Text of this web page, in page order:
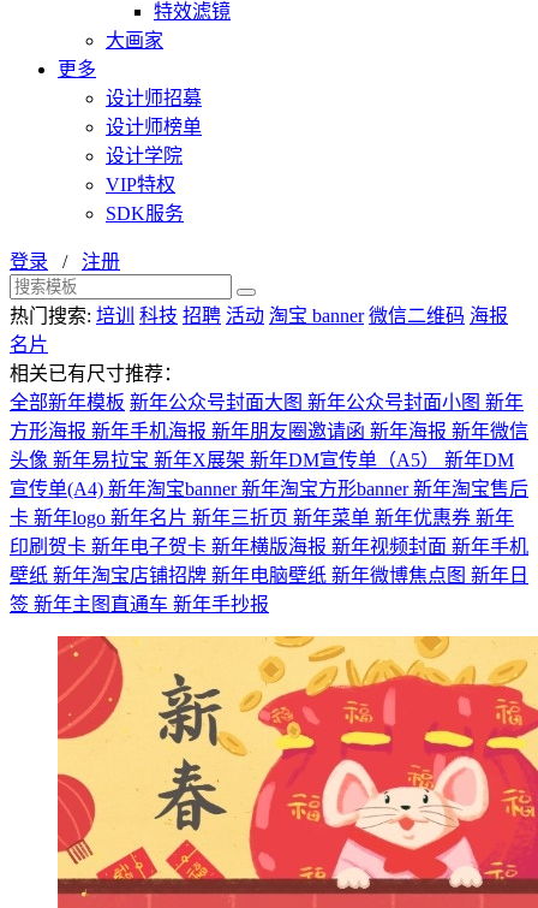
特效滤镜
大画家
更多
设计师招募
设计师榜单
设计学院
VIP特权
SDK服务
登录 / 注册
热门搜索: 培训 科技 招聘 活动 淘宝 banner 微信二维码 海报
名片
相关已有尺寸推荐：
全部新年模板 新年公众号封面大图 新年公众号封面小图 新年
方形海报 新年手机海报 新年朋友圈邀请函 新年海报 新年微信
头像 新年易拉宝 新年X展架 新年DM宣传单（A5） 新年DM
宣传单(A4) 新年淘宝banner新年淘宝方形banner新年淘宝售后
卡 新年logo 新年名片 新年三折页 新年菜单 新年优惠券 新年
印刷贺卡 新年电子贺卡 新年横版海报 新年视频封面 新年手机
壁纸 新年淘宝店铺招牌 新年电脑壁纸 新年微博焦点图 新年日
签 新年主图直通车 新年手抄报